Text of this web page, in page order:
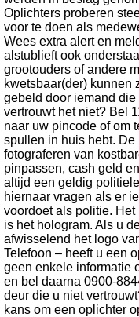
Oplichters proberen
voor te doen als
Wees extra alert en
alstublieft ook
grootouders of andere
kwetsbaar(der) kunnen
gebeld door iemand
vertrouwt het niet? Bel
naar uw pincode of om
spullen in huis hebt.
fotograferen van
pinpassen, cash geld
altijd een geldig
hiernaar vragen als er
voordoet als politie.
is het hologram. Als u
afwisselend het logo
Telefoon – heeft u een
geen enkele informatie
en bel daarna 0900-
deur die u niet
kans om een oplichter